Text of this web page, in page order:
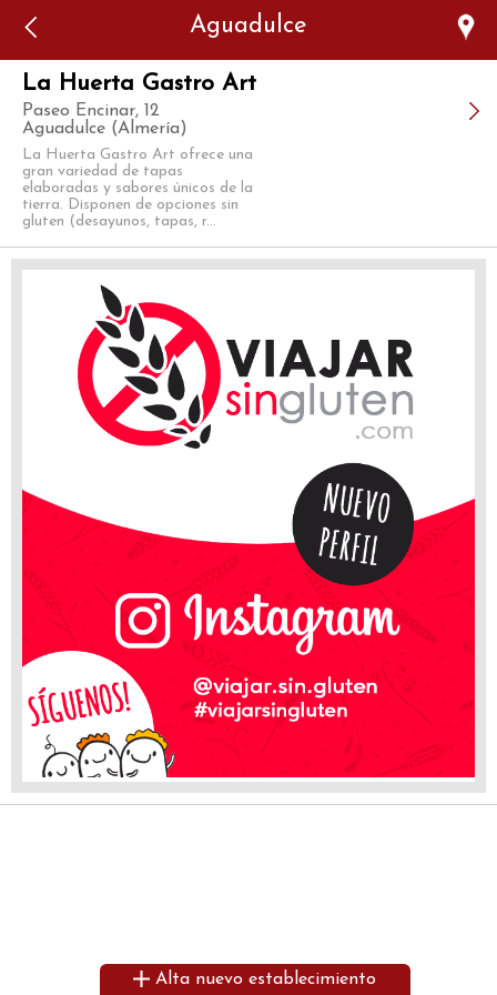
Aguadulce
La Huerta Gastro Art
Paseo Encinar, 12
Aguadulce (Almería)
La Huerta Gastro Art ofrece una
gran variedad de tapas
elaboradas y sabores únicos de la
tierra. Disponen de opciones sin
gluten (desayunos, tapas, r...
Alta nuevo establecimiento
Error: The domain WWW.VIAJARSINGLUTEN.COM is not
authorized to show the cookie declaration for domain group
ID 546ddaab-b478-4440-aa8a-3b0205284212. Please add it to
the domain group in the Cookiebot Manager to authorize
the domain.